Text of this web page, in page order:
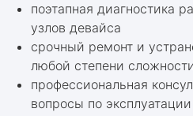
поэтапная диагностика
узлов девайса
срочный ремонт и
любой степени
профессиональная
вопросы по